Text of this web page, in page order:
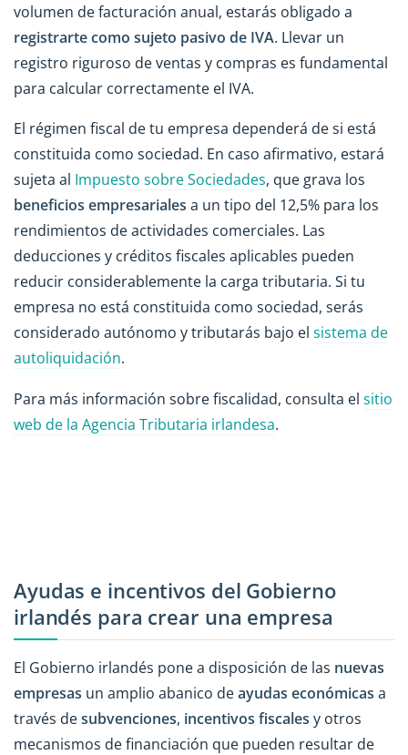
volumen de facturación anual, estarás obligado a
registrarte como sujeto pasivo de IVA. Llevar un
registro riguroso de ventas y compras es fundamental
para calcular correctamente el IVA.
El régimen fiscal de tu empresa dependerá de si está
constituida como sociedad. En caso afirmativo, estará
sujeta al Impuesto sobre Sociedades, que grava los
beneficios empresariales a un tipo del 12,5% para los
rendimientos de actividades comerciales. Las
deducciones y créditos fiscales aplicables pueden
reducir considerablemente la carga tributaria. Si tu
empresa no está constituida como sociedad, serás
considerado autónomo y tributarás bajo el sistema de
autoliquidación.
Para más información sobre fiscalidad, consulta el sitio
web de la Agencia Tributaria irlandesa.
Ayudas e incentivos del Gobierno
irlandés para crear una empresa
El Gobierno irlandés pone a disposición de las nuevas
empresas un amplio abanico deayudas económicas a
través desubvenciones, incentivos fiscales y otros
mecanismos de financiación que pueden resultar de